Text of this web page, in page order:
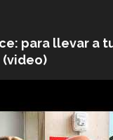
para llevar a